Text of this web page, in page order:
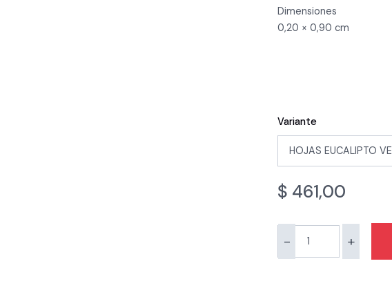
Dimensiones
0,20 × 0,90 cm
Variante
$ 461,00
- +